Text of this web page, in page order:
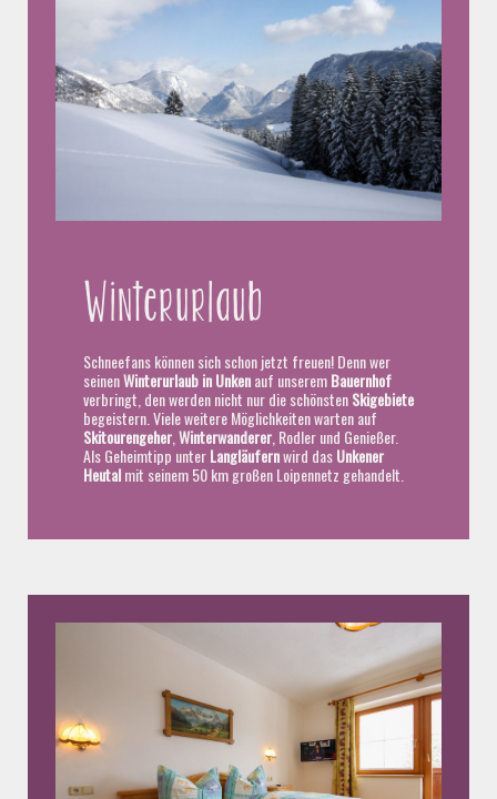
Winterurlaub
Schneefans können sich schon jetzt freuen! Denn wer
seinenWinterurlaub in Unkenauf unseremBauernhof
verbringt, den werden nicht nur die schönstenSkigebiete
begeistern. Viele weitere Möglichkeiten warten auf
Skitourengeher Winterwanderer , Rodler und Genießer.
Als Geheimtipp unterLangläufernwird dasUnkener
Heutalmit seinem 50 km großen Loipennetz gehandelt.